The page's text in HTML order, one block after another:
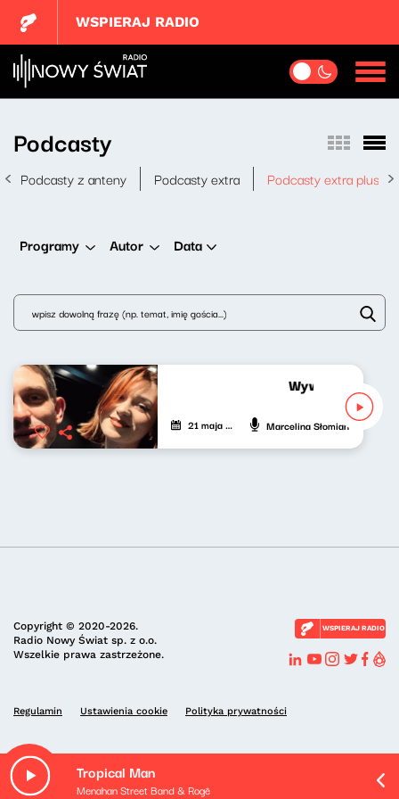
Tropical Man
Menahan Street Band & Rogê
WSPIERAJ RADIO
Podcasty
Podcasty z anteny Podcasty extra Podcasty extra plus
Programy Autor Data
Wywiad
21 maja 2023 Marcelina Słomian
Copyright © 2020-2026.
Radio Nowy Świat sp. z o.o.
Wszelkie prawa zastrzeżone.
WSPIERAJ RADIO
Regulamin Ustawienia cookie Polityka prywatności